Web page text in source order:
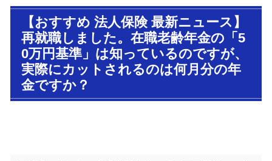
【おすすめ 法人保険 最新ニュース】
再就職しました。在職老齢年金の「5
0万円基準」は知っているのですが、
実際にカットされるのは何月分の年
金ですか？